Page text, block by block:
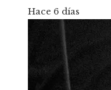
Hace 6 días